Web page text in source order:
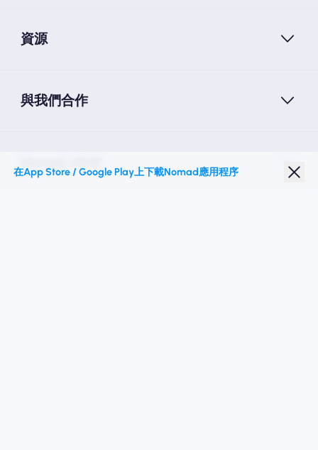
資源
與我們合作
在App Store / Google Play上下載Nomad應用程序